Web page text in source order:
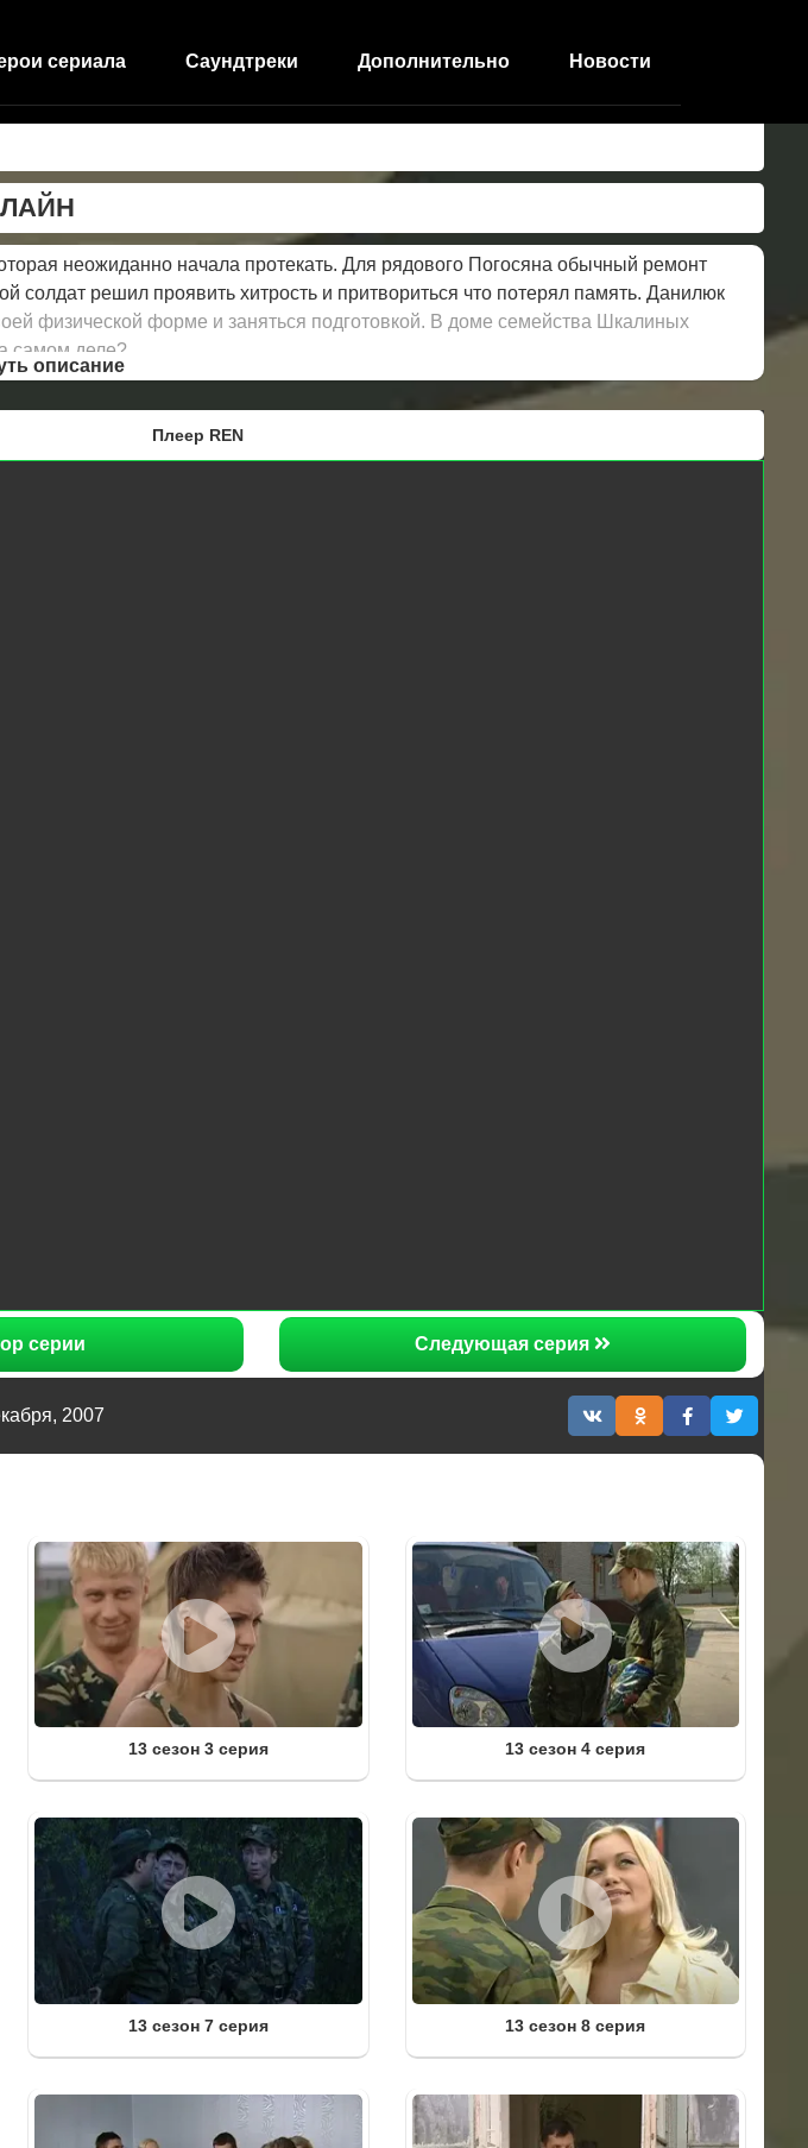
сериала Саундтреки Дополнительно Новости
неожиданно начала протекать. Для рядового Погосяна обычный ремонт
решил проявить хитрость и притвориться что потерял память. Данилюк
физической форме и заняться подготовкой. В доме семейства Шкалиных
самом деле?
описание
Плеер REN
серии Следующая серия
2007
13 сезон 3 серия 13 сезон 4 серия
13 сезон 7 серия 13 сезон 8 серия